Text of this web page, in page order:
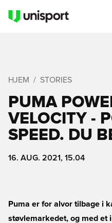
HJEM STORIES
PUMA
VELOCITY -
SPEED. DU
16. AUG. 2021, 15.04
Puma er for alvor tilbage i
støvlemarkedet, og med et